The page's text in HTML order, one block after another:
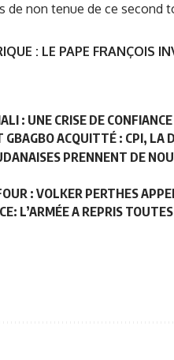
de non tenue de ce second
: LE PAPE FRANÇOIS
: UNE CRISE DE
ACQUITTÉ : CPI, LA
PRENNENT DE
: VOLKER PERTHES
L’ARMÉE A REPRIS